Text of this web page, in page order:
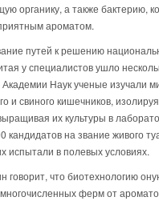
органику, а также бактерию,
ароматом.
путей к решению
у специалистов ушло
Наук ученые изучали
и свиного кишечников,
их культуры в
кандидатов на звание живого
испытали в полевых условиях.
говорит, что биотехнологию
ферм от